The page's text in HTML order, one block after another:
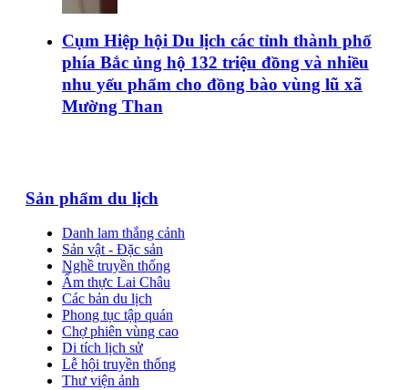
Cụm Hiệp hội Du lịch các tỉnh thành phố
phía Bắc ủng hộ 132 triệu đồng và nhiều
nhu yếu phẩm cho đồng bào vùng lũ xã
Mường Than
Sản phẩm du lịch
Danh lam thắng cảnh
Sản vật - Đặc sản
Nghề truyền thống
Ẩm thực Lai Châu
Các bản du lịch
Phong tục tập quán
Chợ phiên vùng cao
Di tích lịch sử
Lễ hội truyền thống
Thư viện ảnh